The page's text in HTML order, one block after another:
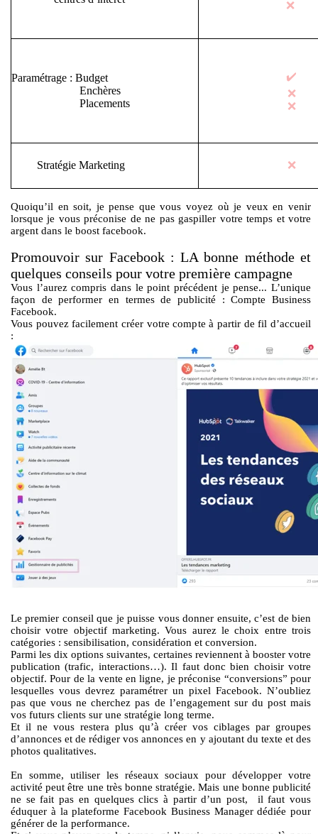
❌
Paramétrage : Budget
Enchères
Placements
✔️
❌
❌
Stratégie Marketing ❌
Quoiqu’il en soit, je pense que vous voyez où je veux en venir
lorsque je vous préconise de ne pas gaspiller votre temps et votre
argent dans le boost facebook.
Promouvoir sur Facebook : LA bonne méthode et
quelques conseils pour votre première campagne
Vous l’aurez compris dans le point précédent je pense... L’unique
façon de performer en termes de publicité : Compte Business
Facebook.
Vous pouvez facilement créer votre compte à partir de fil d’accueil
:
Le premier conseil que je puisse vous donner ensuite, c’est de bien
choisir votre objectif marketing. Vous aurez le choix entre trois
catégories : sensibilisation, considération et conversion.
Parmi les dix options suivantes, certaines reviennent à booster votre
publication (trafic, interactions…). Il faut donc bien choisir votre
objectif. Pour de la vente en ligne, je préconise “conversions” pour
lesquelles vous devrez paramétrer un pixel Facebook. N’oubliez
pas que vous ne cherchez pas de l’engagement sur du post mais
vos futurs clients sur une stratégie long terme.
Et il ne vous restera plus qu’à créer vos ciblages par groupes
d’annonces et de rédiger vos annonces en y ajoutant du texte et des
photos qualitatives.
En somme, utiliser les réseaux sociaux pour développer votre
activité peut être une très bonne stratégie. Mais une bonne publicité
ne se fait pas en quelques clics à partir d’un post, il faut vous
éduquer à la plateforme Facebook Business Manager dédiée pour
générer de la performance.